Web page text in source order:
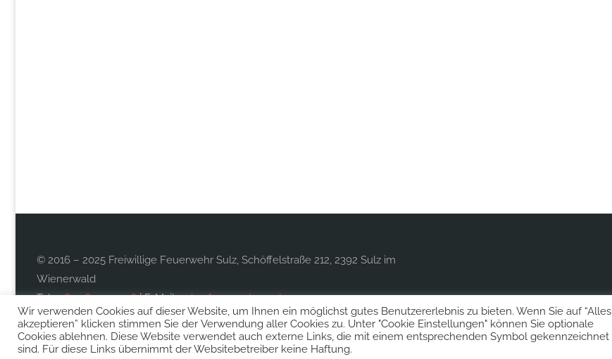
© 2016 – 2025 Freiwillige Feuerwehr Sulz, Schöffelstraße 212, 2392 Sulz im
Wienerwald
Tel.:0677 613 997 26| E-Mail:sulz@feuerwehr.gv.at
Wir verwenden Cookies auf dieser Website, um Ihnen ein möglichst gutes Benutzererlebnis zu bieten. Wenn Sie auf “Alles
akzeptieren” klicken stimmen Sie der Verwendung aller Cookies zu. Unter "Cookie Einstellungen" können Sie optionale
Cookies ablehnen. Diese Website verwendet auch externe Links, die mit einem entsprechenden Symbol gekennzeichnet
sind. Für diese Links übernimmt der Websitebetreiber keine Haftung.